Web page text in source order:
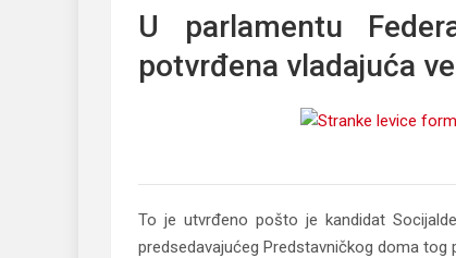
U parlamentu
potvrđena vladajuća
To je utvrđeno pošto je kandidat
predsedavajućeg Predstavničkog doma tog